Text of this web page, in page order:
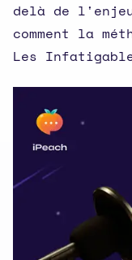
delà de
comment la
Les